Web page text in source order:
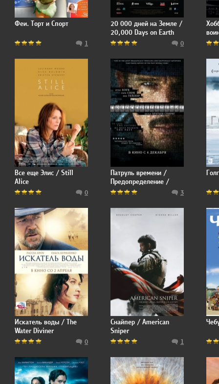
Феи. Торт и Спорт
1
20 000 дней на Земле /
20,000 Days on Earth
0
Все еще Элис / Still
Alice
0
Патруль времени /
Предопределение /
Predestination
3
Искатель воды / The
Water Diviner
0
Снайпер / American
Sniper
1